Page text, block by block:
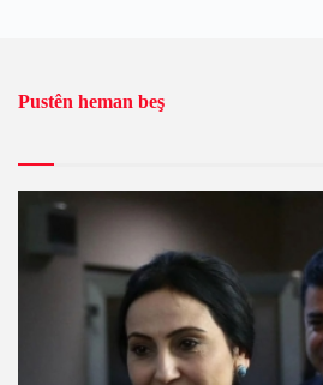
Pustên heman beş